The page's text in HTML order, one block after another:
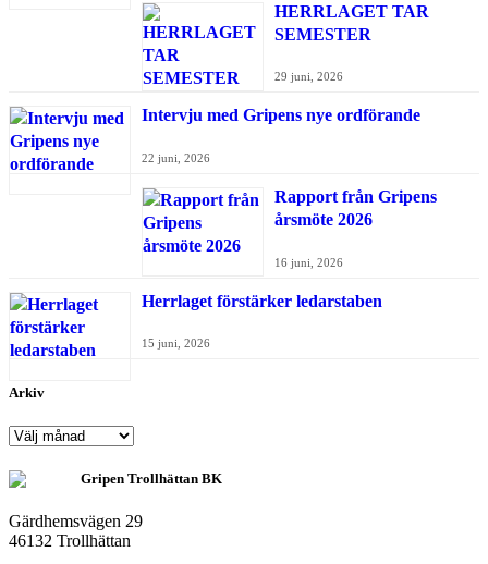
HERRLAGET TAR
SEMESTER
29 juni, 2026
Intervju med Gripens nye ordförande
22 juni, 2026
Rapport från Gripens
årsmöte 2026
16 juni, 2026
Herrlaget förstärker ledarstaben
15 juni, 2026
Arkiv
Arkiv
Gripen Trollhättan BK
Gärdhemsvägen 29
46132 Trollhättan